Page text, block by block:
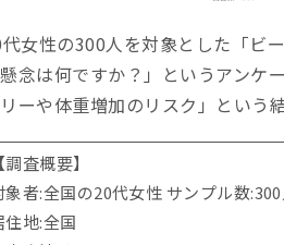
女性の300人を対象とした「ビ
念は何ですか？」というアンケ
ーや体重増加のリスク」という
調査概要】
象者:全国の20代女性 サンプル数:300
住地:全国